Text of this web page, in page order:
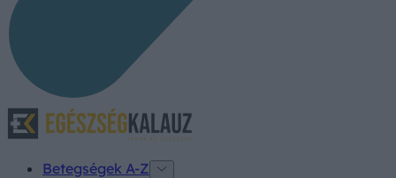
Betegségek A-Z